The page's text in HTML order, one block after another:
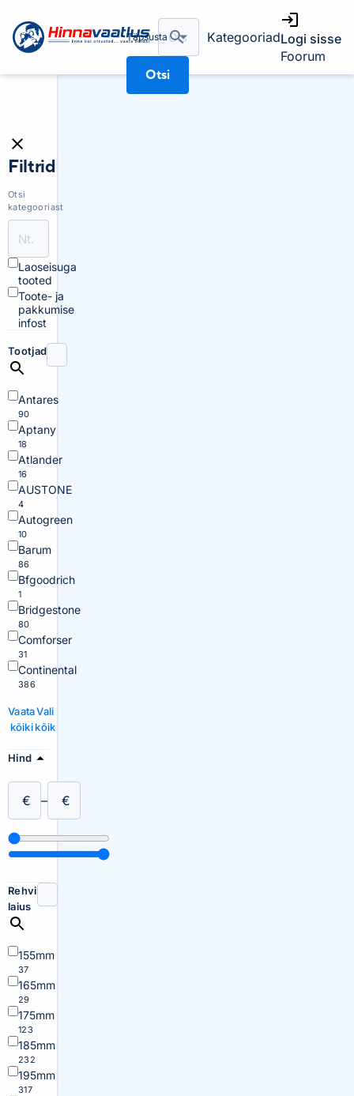
Täpsusta
Otsi
KategooriadLogi sisse
Foorum
Filtrid
Otsi
kategooriast
Laoseisuga
tooted
Toote- ja
pakkumise
infost
Tootjad
Antares
90
Aptany
18
Atlander
16
AUSTONE
4
Autogreen
10
Barum
86
Bfgoodrich
1
Bridgestone
80
Comforser
31
Continental
386
Vaata
kõiki
Vali
kõik
Hind
€ – €
Rehvi
laius
155mm
37
165mm
29
175mm
123
185mm
232
195mm
317